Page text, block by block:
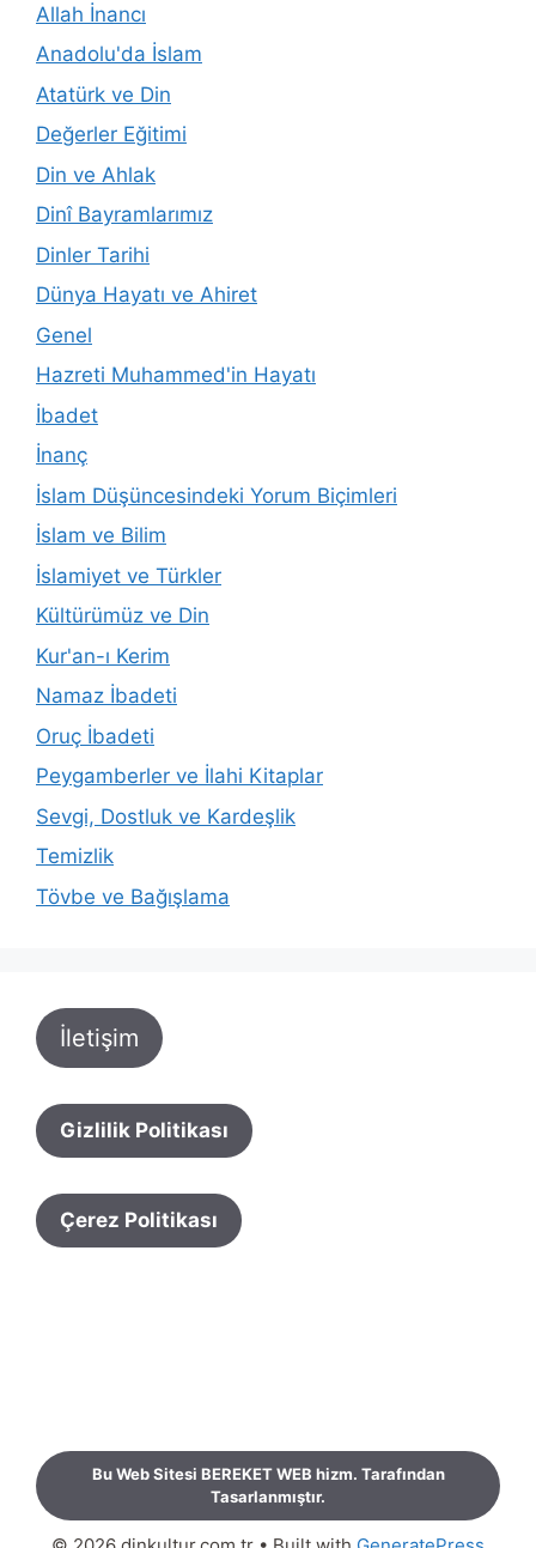
Allah İnancı
Anadolu'da İslam
Atatürk ve Din
Değerler Eğitimi
Din ve Ahlak
Dinî Bayramlarımız
Dinler Tarihi
Dünya Hayatı ve Ahiret
Genel
Hazreti Muhammed'in Hayatı
İbadet
İnanç
İslam Düşüncesindeki Yorum Biçimleri
İslam ve Bilim
İslamiyet ve Türkler
Kültürümüz ve Din
Kur'an-ı Kerim
Namaz İbadeti
Oruç İbadeti
Peygamberler ve İlahi Kitaplar
Sevgi, Dostluk ve Kardeşlik
Temizlik
Tövbe ve Bağışlama
İletişim
Gizlilik Politikası
Çerez Politikası
Bu Web Sitesi BEREKET WEB hizm. Tarafından
Tasarlanmıştır.